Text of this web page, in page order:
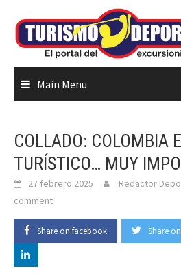
content
Main Menu
COLLADO: COLOMBIA
TURÍSTICO… MUY
27 febrero 2025 Redactor
comment
Share on facebook Share